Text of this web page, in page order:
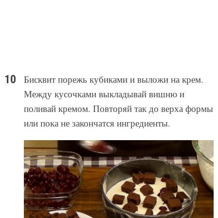
Бисквит порежь кубиками и выложи на крем.
Между кусочками выкладывай вишню и
поливай кремом. Повторяй так до верха формы
или пока не закончатся ингредиенты.